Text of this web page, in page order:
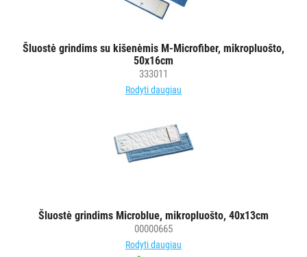
Šluostė grindims su kišenėmis M-Microfiber, mikropluošto,
50x16cm
333011
Rodyti daugiau
Šluostė grindims Microblue, mikropluošto, 40x13cm
00000665
Rodyti daugiau